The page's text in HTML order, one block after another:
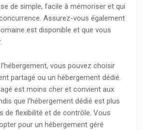
de simple, facile à mémoriser et qui
Assurez-vous également
est disponible et que vous
vous pouvez choisir
partagé ou un hébergement dédié.
est moins cher et convient aux
que l’hébergement dédié est plus
de flexibilité et de contrôle. Vous
pour un hébergement géré